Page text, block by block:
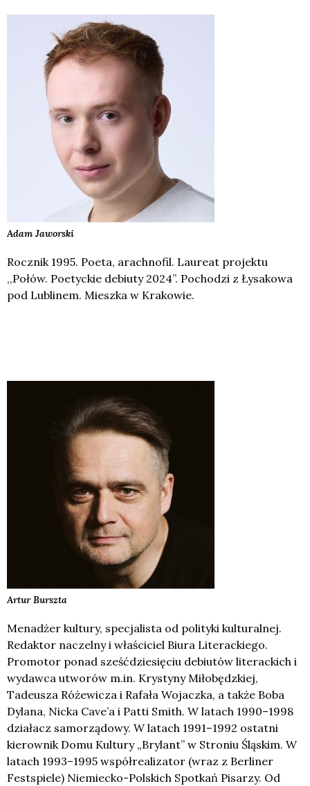
Adam Jaworski
Rocznik 1995. Poeta, arachnofil. Laureat projektu
,,Połów. Poetyckie debiuty 2024”. Pochodzi z Łysakowa
pod Lublinem. Mieszka w Krakowie.
Artur Burszta
Menadżer kultury, specjalista od polityki kulturalnej.
Redaktor naczelny i właściciel Biura Literackiego.
Promotor ponad sześćdziesięciu debiutów literackich i
wydawca utworów m.in. Krystyny Miłobędzkiej,
Tadeusza Różewicza i Rafała Wojaczka, a także Boba
Dylana, Nicka Cave’a i Patti Smith. W latach 1990–1998
działacz samorządowy. W latach 1991–1992 ostatni
kierownik Domu Kultury „Brylant” w Stroniu Śląskim. W
latach 1993–1995 współrealizator (wraz z Berliner
Festspiele) Niemiecko-Polskich Spotkań Pisarzy. Od